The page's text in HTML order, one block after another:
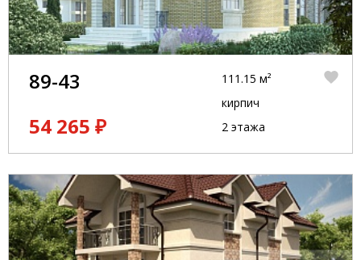
89-43
54 265 ₽
111.15 м²
кирпич
2 этажа